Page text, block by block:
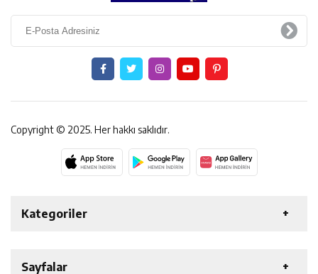
Copyright © 2025. Her hakkı saklıdır.
Kategoriler
EKONOMİ
Sayfalar